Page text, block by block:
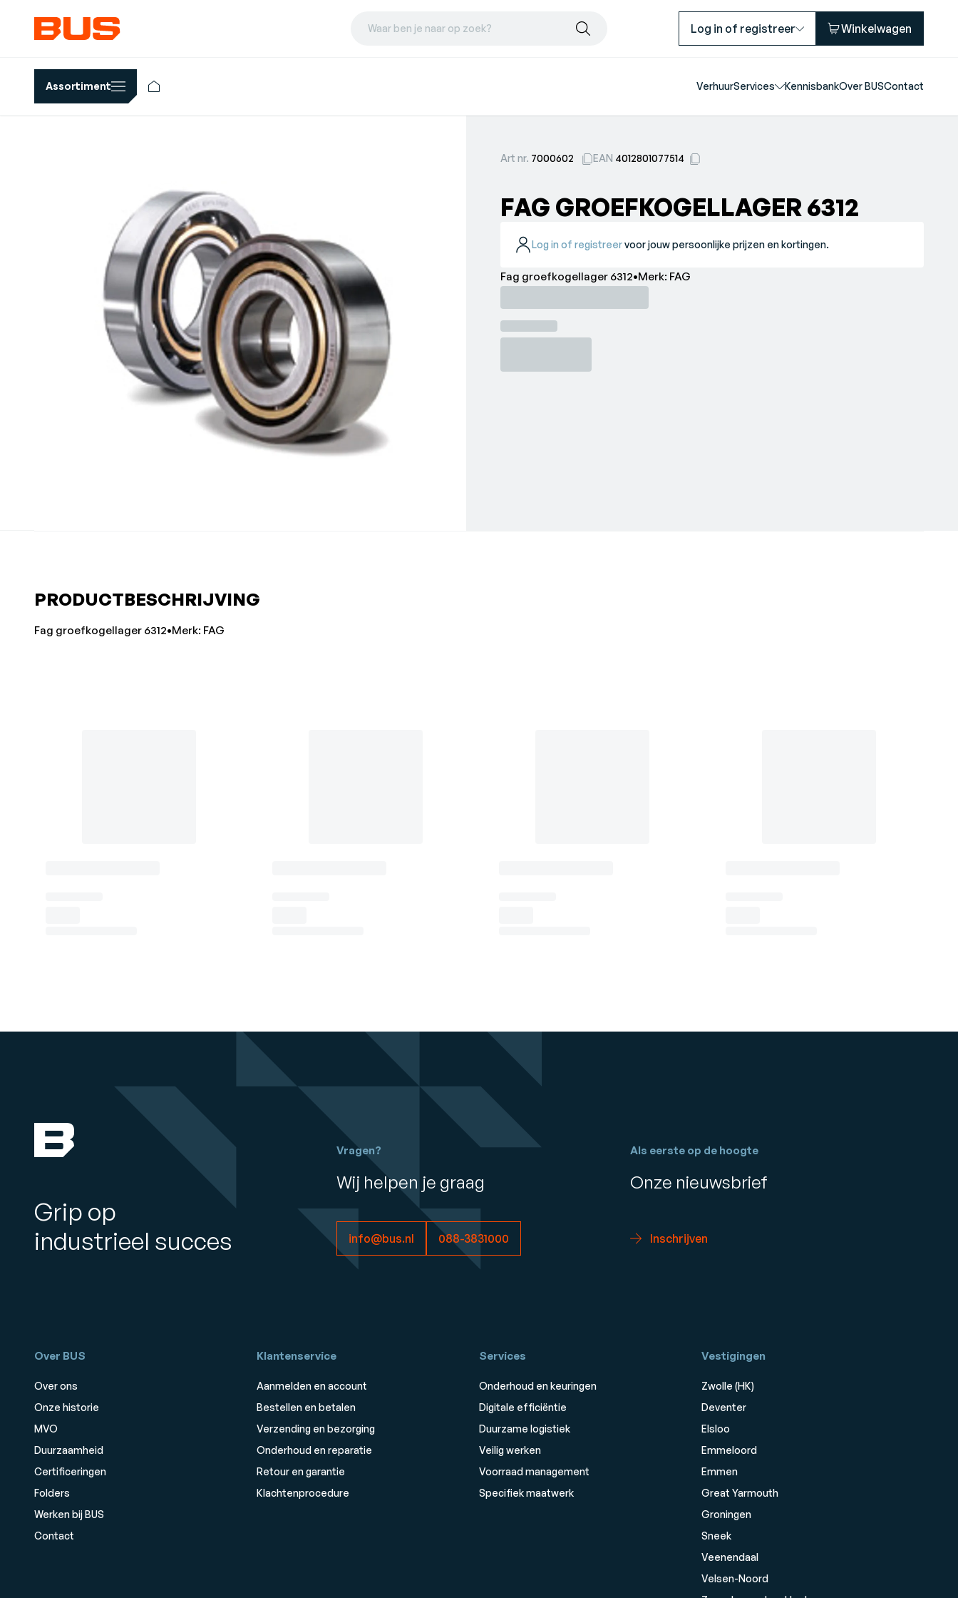
Waar ben je naar op zoek? Log in of registreer Winkelwagen
Assortiment VerhuurServices KennisbankOver BUSContact
Art nr. 7000602 EAN 4012801077514
FAG GROEFKOGELLAGER 6312
Log in of registreervoor jouw persoonlijke prijzen en kortingen.
Fag groefkogellager 6312•Merk: FAG
PRODUCTBESCHRIJVING
Fag groefkogellager 6312•Merk: FAG
Grip op
industrieel succes
Vragen?
Wij helpen je graag
info@bus.nl 088-3831000
Als eerste op de hoogte
Onze nieuwsbrief
Inschrijven
Over BUS
Over ons
Onze historie
MVO
Duurzaamheid
Certificeringen
Folders
Werken bij BUS
Contact
Klantenservice
Aanmelden en account
Bestellen en betalen
Verzending en bezorging
Onderhoud en reparatie
Retour en garantie
Klachtenprocedure
Services
Onderhoud en keuringen
Digitale efficiëntie
Duurzame logistiek
Veilig werken
Voorraad management
Specifiek maatwerk
Vestigingen
Zwolle (HK)
Deventer
Elsloo
Emmeloord
Emmen
Great Yarmouth
Groningen
Sneek
Veenendaal
Velsen-Noord